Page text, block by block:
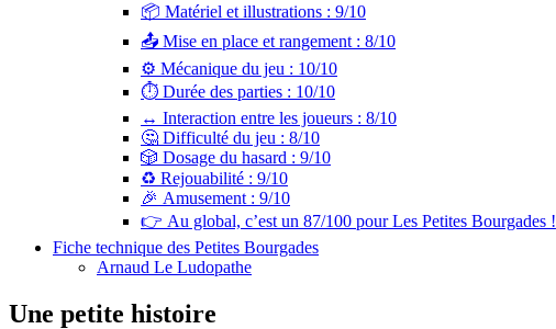
📦 Matériel et illustrations : 9/10
📤 Mise en place et rangement : 8/10
⚙️ Mécanique du jeu : 10/10
⏱️ Durée des parties : 10/10
↔️ Interaction entre les joueurs : 8/10
🤔 Difficulté du jeu : 8/10
🎲 Dosage du hasard : 9/10
♻️ Rejouabilité : 9/10
🎉 Amusement : 9/10
👉 Au global, c’est un 87/100 pour Les Petites Bourgades !
Fiche technique des Petites Bourgades
Arnaud Le Ludopathe
Une petite histoire